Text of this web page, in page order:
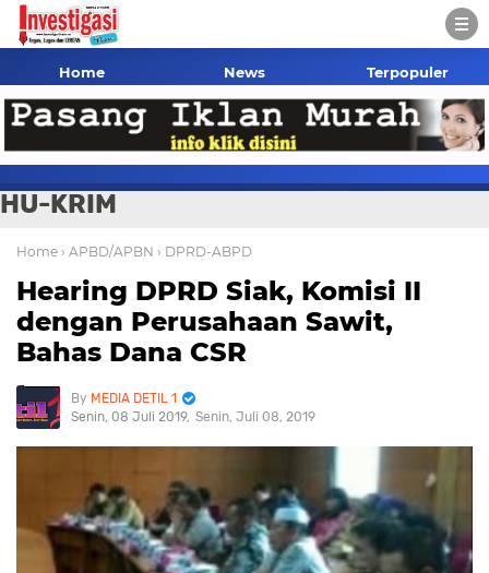
Home News Terpopuler
HU-KRIM
Home › APBD/APBN › DPRD-ABPD
Hearing DPRD Siak, Komisi II
dengan Perusahaan Sawit,
Bahas Dana CSR
MEDIA DETIL 1
Senin, 08 Juli 2019 Senin, Juli 08, 2019